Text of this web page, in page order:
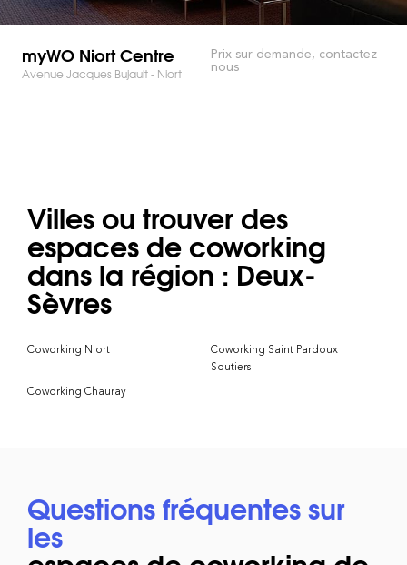
myWO Niort Centre
Avenue Jacques Bujault - Niort
Prix sur demande, contactez
nous
Villes ou trouver des
espaces de coworking
dans la région : Deux-
Sèvres
Coworking Niort
Coworking Saint Pardoux
Soutiers
Coworking Chauray
Questions fréquentes sur
les